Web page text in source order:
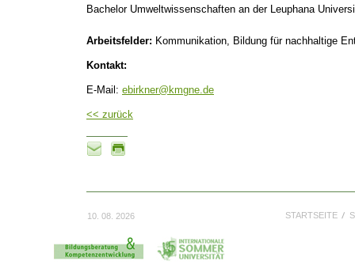
Bachelor Umweltwissenschaften an der Leuphana
Arbeitsfelder: Kommunikation, Bildung für nachhaltige
Kontakt:
E-Mail: ebirkner@kmgne.de
<< zurück
10. 08. 2026 STARTSEITE